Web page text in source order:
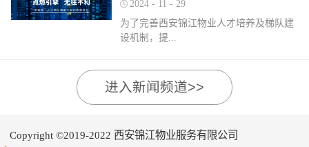
考，比赛中，选手们沉着冷静，基本发挥
出了各自领域应有的实力。最终，三个工
种共计取得了二等奖1名，三等奖3名，优
的问题及知识盲区，公司人力行政部及品
质部快速反应，第一时间组织各工种开展
内部专项培训，进行系统化的梳理和总
经验和答题技巧进行转化分享，对标竞赛
移动电源等易燃易爆物品，定期检测更换
车载灭火器，定期对车辆维护保养。不要
躺在床上、沙发上吸烟，烟头要及时放到
可燃物品。 使用电蚊香时应注意用电安
全，用完及时断开电源，防止因长期通电
“干烧”引发火灾。在发热的电蚊拍附近不
露水后不要立即靠近明火、也不要在高温
业曹林、张小刚、郭小龙荣获技能竞赛“一
等奖”西安锦江物业张国刚、谷展荣获技能
竞赛“二等奖”西安锦江物业惠张瑜、张盼
兵、潘保民、毛亚、李强、贺鑫磊、李国
刚、岳程妮等人分别荣获技能竞赛“优秀
奖”。在这个追求卓越服务的时代，西安锦
升整个团队的专业水平和服务质量，西安
会召开盛会，表彰这一年在物业管理行业
的广阔舞台上绽放出熠熠光辉的精英
1A期 项目经理 齐瑞高江、齐瑞是西安锦
江物业诸多优秀项目经理的缩影，他们代
表着西安锦江物业团结奋进、诚信奉献、
奖是荣誉也是动力，西安锦江物业将以他
们作为榜样领航，激励全体员工砥砺奋
2024 - 11 - 29
为了完善西安锦江物业人才培养及梯队建
设机制，提...
高物业服务水平和服务质量，有目的、有
计划的进行人才储备及培育，大力培养核
江物业组织开展以“激励赋能 凝聚内核 点
进入新闻频道>>
Copyright ©2019-2022 西安锦江物业服务有限公司